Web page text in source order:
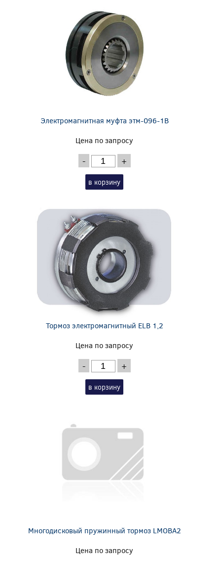
Электромагнитная муфта этм-096-1В
Цена по запросу
- +
в корзину
Тормоз электромагнитный ELB 1,2
Цена по запросу
- +
в корзину
Многодисковый пружинный тормоз LMOBA2
Цена по запросу